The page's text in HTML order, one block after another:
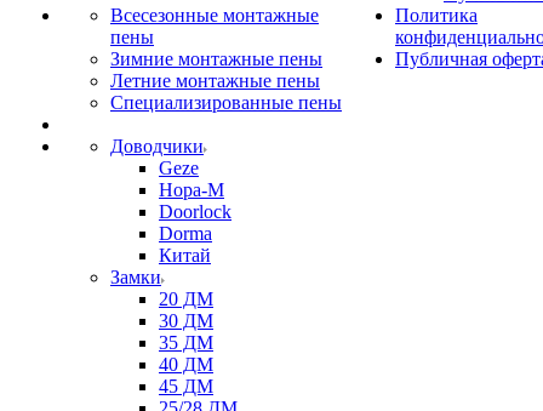
Всесезонные монтажные
пены
Зимние монтажные пены
Летние монтажные пены
Специализированные пены
Доводчики
Geze
Нора-М
Doorlock
Dorma
Китай
Замки
20 ДМ
30 ДМ
35 ДМ
40 ДМ
45 ДМ
Политика
Публичная